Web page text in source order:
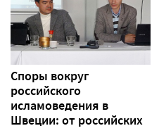
Споры вокруг
российского
исламоведения в
Швеции: от российских